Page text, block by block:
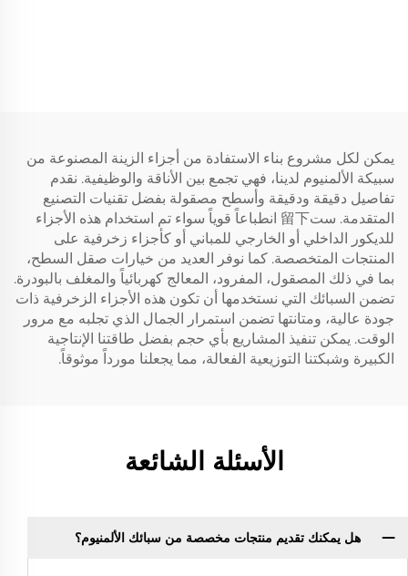
يمكن لكل مشروع بناء الاستفادة من أجزاء الزينة المصنوعة من
سبيكة الألمنيوم لدينا، فهي تجمع بين الأناقة والوظيفية. نقدم
تفاصيل دقيقة ودقيقة وأسطح مصقولة بفضل تقنيات التصنيع
المتقدمة. ست留下 انطباعاً قوياً سواء تم استخدام هذه الأجزاء
للديكور الداخلي أو الخارجي للمباني أو كأجزاء زخرفية على
المنتجات المتخصصة. كما نوفر العديد من خيارات صقل السطح،
بما في ذلك المصقول، المفرود، المعالج كهربائياً والمغلف بالبودرة.
تضمن السبائك التي نستخدمها أن تكون هذه الأجزاء الزخرفية ذات
جودة عالية، ومتانتها تضمن استمرار الجمال الذي تجلبه مع مرور
الوقت. يمكن تنفيذ المشاريع بأي حجم بفضل طاقتنا الإنتاجية
الكبيرة وشبكتنا التوزيعية الفعالة، مما يجعلنا مورداً موثوقاً.
الأسئلة الشائعة
هل يمكنك تقديم منتجات مخصصة من سبائك الألمنيوم؟